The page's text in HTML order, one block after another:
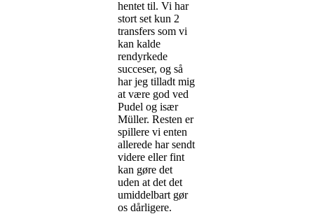
hentet til. Vi har
stort set kun 2
transfers som vi
kan kalde
rendyrkede
succeser, og så
har jeg tilladt mig
at være god ved
Pudel og især
Müller. Resten er
spillere vi enten
allerede har sendt
videre eller fint
kan gøre det
uden at det det
umiddelbart gør
os dårligere.